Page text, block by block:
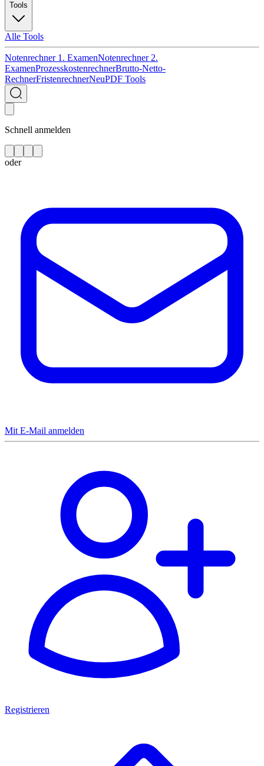
Tools
Alle Tools
Notenrechner 1. ExamenNotenrechner 2.
ExamenProzesskostenrechnerBrutto-Netto-
RechnerFristenrechnerNeuPDF Tools
Schnell anmelden
oder
Mit E-Mail anmelden
Registrieren